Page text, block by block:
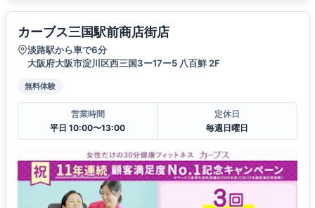
カーブス三国駅前商店街店
淡路駅から車で6分
大阪府大阪市淀川区西三国3ー17ー5 八百鮮 2F
無料体験
営業時間
平日 10:00〜13:00
定休日
毎週日曜日